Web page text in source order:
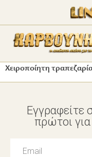
Χειροποίητη
Εγγραφείτε
πρώτοι